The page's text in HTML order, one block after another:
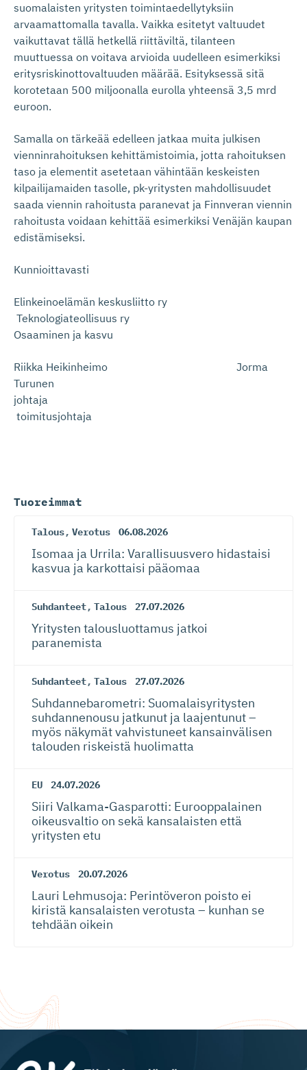
suomalaisten yritysten toimintaedellytyksiin
arvaamattomalla tavalla. Vaikka esitetyt valtuudet
vaikuttavat tällä hetkellä riittäviltä, tilanteen
muuttuessa on voitava arvioida uudelleen esimerkiksi
eritysriskinottovaltuuden määrää. Esityksessä sitä
korotetaan 500 miljoonalla eurolla yhteensä 3,5 mrd
euroon.
Samalla on tärkeää edelleen jatkaa muita julkisen
vienninrahoituksen kehittämistoimia, jotta rahoituksen
taso ja elementit asetetaan vähintään keskeisten
kilpailijamaiden tasolle, pk-yritysten mahdollisuudet
saada viennin rahoitusta paranevat ja Finnveran viennin
rahoitusta voidaan kehittää esimerkiksi Venäjän kaupan
edistämiseksi.
Kunnioittavasti
Elinkeinoelämän keskusliitto ry
Teknologiateollisuus ry
Osaaminen ja kasvu
Riikka Heikinheimo Jorma
Turunen
johtaja
toimitusjohtaja
Tuoreimmat
Talous, Verotus 06.08.2026
Isomaa ja Urrila: Varallisuusvero hidastaisi
kasvua ja karkottaisi pääomaa
Suhdanteet, Talous 27.07.2026
Yritysten talousluottamus jatkoi
paranemista
Suhdanteet, Talous 27.07.2026
Suhdanneba­ro­metri: Suomalaisy­ri­tysten
suhdannenousu jatkunut ja laajentunut –
myös näkymät vahvistuneet kansainvälisen
talouden riskeistä huolimatta
EU 24.07.2026
Siiri Valkama-Gas­pa­rotti: Eurooppalainen
oikeusvaltio on sekä kansalaisten että
yritysten etu
Verotus 20.07.2026
Lauri Lehmusoja: Perintöveron poisto ei
kiristä kansalaisten verotusta – kunhan se
tehdään oikein